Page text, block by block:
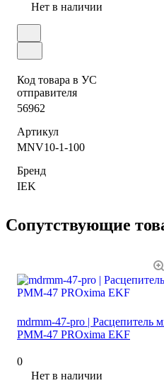
Нет в наличии
Код товара в УС
отправителя
56962
Артикул
MNV10-1-100
Бренд
IEK
Сопутствующие
mdrmm-47-pro | Расцепитель
РММ-47 PROxima EKF
0
Нет в наличии